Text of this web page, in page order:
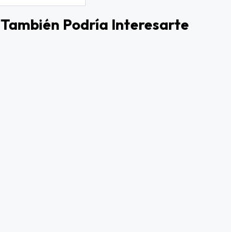
También Podría Interesarte